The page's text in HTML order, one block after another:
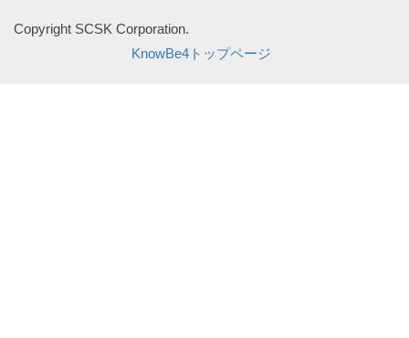
Copyright SCSK Corporation.
KnowBe4トップページ